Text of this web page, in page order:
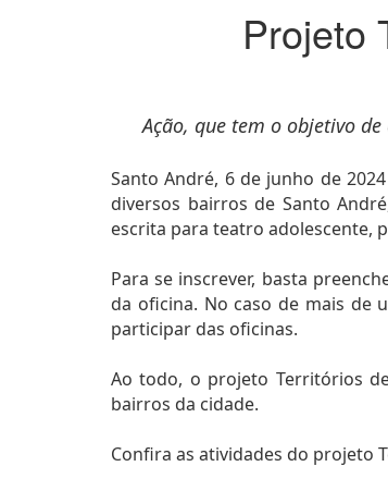
Projeto
Ação, que tem o objetivo
Santo André, 6 de junho de
diversos bairros de Santo
escrita para teatro adolescente,
Para se inscrever, basta
da oficina. No caso de mais de
participar das oficinas.
Ao todo, o projeto Territórios
bairros da cidade.
Confira as atividades do projeto